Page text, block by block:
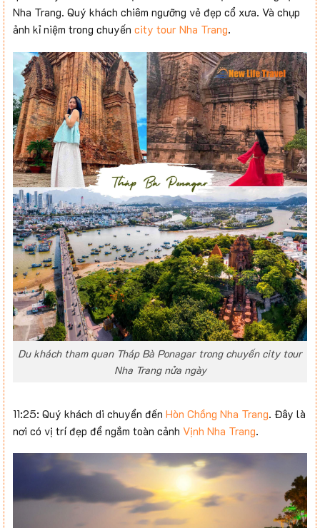
Nha Trang. Quý khách chiêm ngưỡng vẻ đẹp cổ xưa. Và chụp
ảnh kỉ niệm trong chuyến city tour Nha Trang.
Du khách tham quan Tháp Bà Ponagar trong chuyến city tour
Nha Trang nửa ngày
11:25: Quý khách di chuyển đến Hòn Chồng Nha Trang. Đây là
nơi có vị trí đẹp để ngắm toàn cảnh Vịnh Nha Trang.